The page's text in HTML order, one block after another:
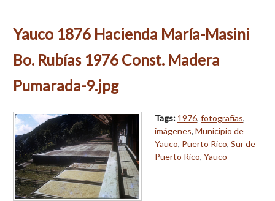
Yauco 1876 Hacienda María-Masini
Bo. Rubías 1976 Const. Madera
Pumarada-9.jpg
Tags: 1976, fotografías,
imágenes, Municipio de
Yauco, Puerto Rico, Sur de
Puerto Rico, Yauco